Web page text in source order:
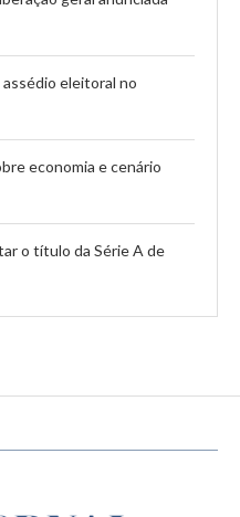
eleitoral no
economia e cenário
o título da Série A de